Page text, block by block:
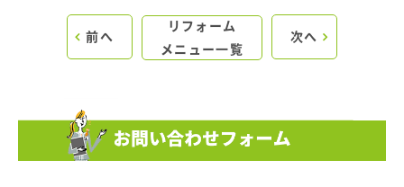
前へ
リフォーム
メニュー一覧
次へ